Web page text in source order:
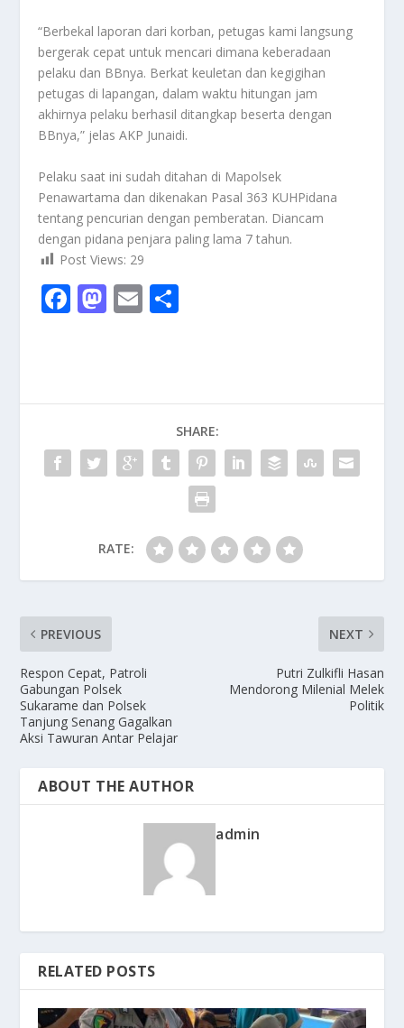
“Berbekal laporan dari korban, petugas kami langsung
bergerak cepat untuk mencari dimana keberadaan
pelaku dan BBnya. Berkat keuletan dan kegigihan
petugas di lapangan, dalam waktu hitungan jam
akhirnya pelaku berhasil ditangkap beserta dengan
BBnya,” jelas AKP Junaidi.
Pelaku saat ini sudah ditahan di Mapolsek
Penawartama dan dikenakan Pasal 363 KUHPidana
tentang pencurian dengan pemberatan. Diancam
dengan pidana penjara paling lama 7 tahun.
Post Views: 29
F
o
o
k
M
o
n
E
SHARE:
RATE:
PREVIOUS
Respon Cepat, Patroli
Gabungan Polsek
Sukarame dan Polsek
Tanjung Senang Gagalkan
Aksi Tawuran Antar Pelajar
NEXT
Putri Zulkifli Hasan
Mendorong Milenial Melek
Politik
ABOUT THE AUTHOR
admin
RELATED POSTS